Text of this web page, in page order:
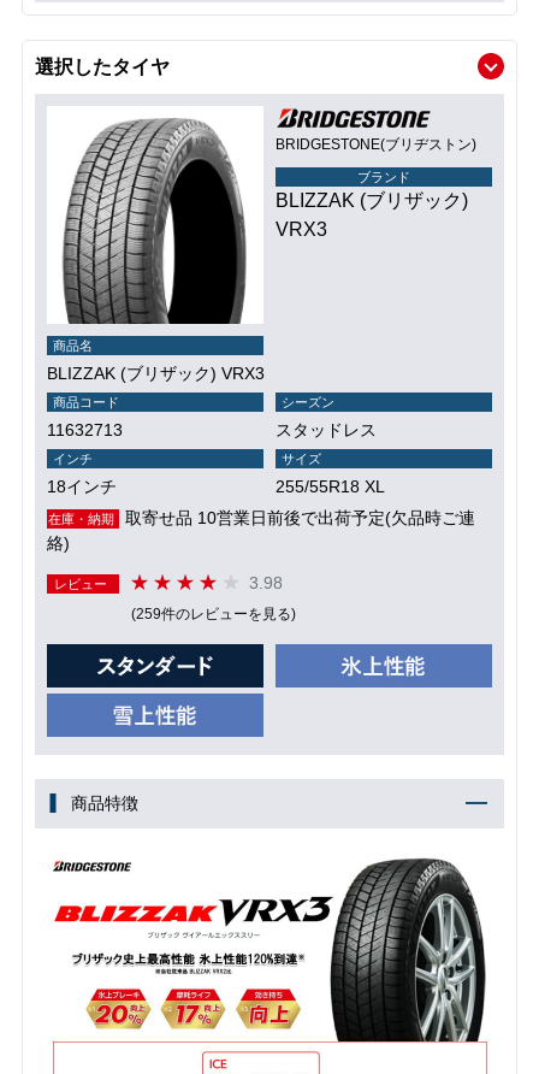
選択したタイヤ
BRIDGESTONE(ブリヂストン)
ブランド
BLIZZAK (ブリザック)
VRX3
商品名
BLIZZAK (ブリザック) VRX3
商品コード
11632713
シーズン
スタッドレス
インチ
18インチ
サイズ
255/55R18 XL
在庫・納期
取寄せ品 10営業日前後で出荷予定(欠品時ご連
絡)
レビュー 3.98
(259件のレビューを見る)
商品特徴